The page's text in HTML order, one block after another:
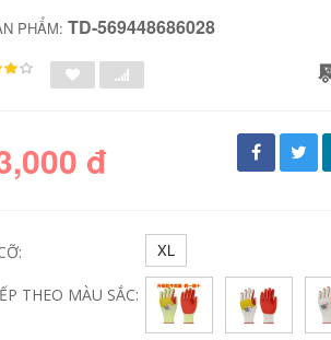
PHẨM:TD-569448686028
đ
XL
THEO MÀU SẮC: